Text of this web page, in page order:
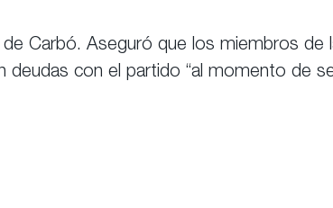
Carbó. Aseguró que los miembros de
deudas con el partido “al momento de